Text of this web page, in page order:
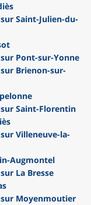
Saint-Julien-du-
Pont-sur-Yonne
Brienon-sur-
Saint-Florentin
Villeneuve-la-
Augmontel
La Bresse
Moyenmoutier